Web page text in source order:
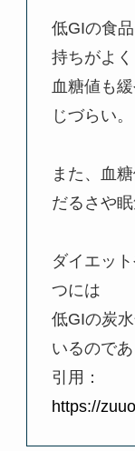
低GIの食
持ちがよく
血糖値も
じづらい。
また、血
だるさや眠
ダイエッ
つには
低GIの炭
いるのであ
引用：
https://